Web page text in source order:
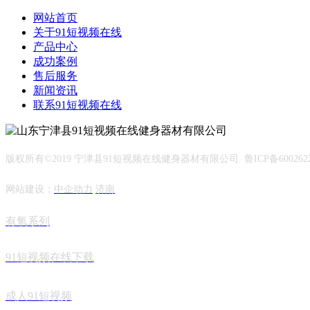
网站首页
关于91短视频在线
产品中心
成功案例
售后服务
新闻资讯
联系91短视频在线
版权所有©2019 宁津县91短视频在线健身器材有限公司 鲁ICP备
网站建设： 中企动力 济南
有氧系列
91短视频在线下载
成人91短视频